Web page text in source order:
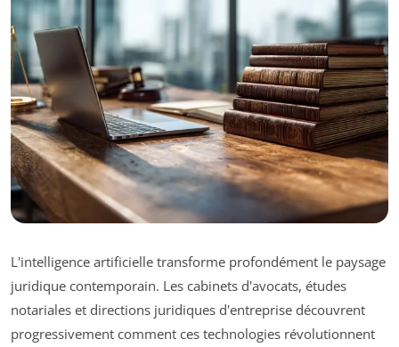
L'intelligence artificielle transforme profondément le paysage
juridique contemporain. Les cabinets d'avocats, études
notariales et directions juridiques d'entreprise découvrent
progressivement comment ces technologies révolutionnent